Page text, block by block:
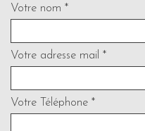
Votre nom *
Votre adresse mail *
Votre Téléphone *